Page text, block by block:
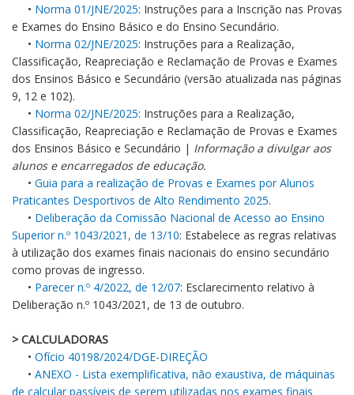
• Norma 01/JNE/2025: Instruções para a Inscrição nas Provas
e Exames do Ensino Básico e do Ensino Secundário.
• Norma 02/JNE/2025: Instruções para a Realização,
Classificação, Reapreciação e Reclamação de Provas e Exames
dos Ensinos Básico e Secundário (versão atualizada nas páginas
9, 12 e 102).
• Norma 02/JNE/2025: Instruções para a Realização,
Classificação, Reapreciação e Reclamação de Provas e Exames
dos Ensinos Básico e Secundário | Informação a divulgar aos
alunos e encarregados de educação.
• Guia para a realização de Provas e Exames por Alunos
Praticantes Desportivos de Alto Rendimento 2025.
• Deliberação da Comissão Nacional de Acesso ao Ensino
Superior n.º 1043/2021, de 13/10: Estabelece as regras relativas
à utilização dos exames finais nacionais do ensino secundário
como provas de ingresso.
• Parecer n.º 4/2022, de 12/07: Esclarecimento relativo à
Deliberação n.º 1043/2021, de 13 de outubro.
> CALCULADORAS
• Ofício 40198/2024/DGE-DIREÇÃO
• ANEXO - Lista exemplificativa, não exaustiva, de máquinas
de calcular passíveis de serem utilizadas nos exames finais